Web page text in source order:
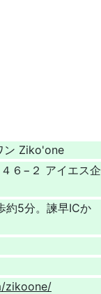
ン Ziko'one
６−２ アイエス企
約5分。諫早ICか
zikoone/